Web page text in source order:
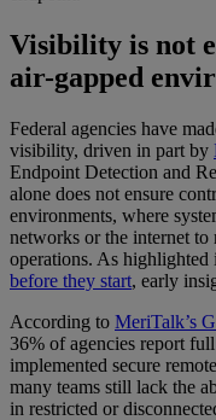
Visibility is not
air-gapped
Federal agencies have
visibility, driven in part by
Endpoint Detection and
alone does not ensure
environments, where
networks or the internet to
operations. As highlighted
before they start, early
According to MeriTalk’s
36% of agencies report
implemented secure
many teams still lack the
in restricted or